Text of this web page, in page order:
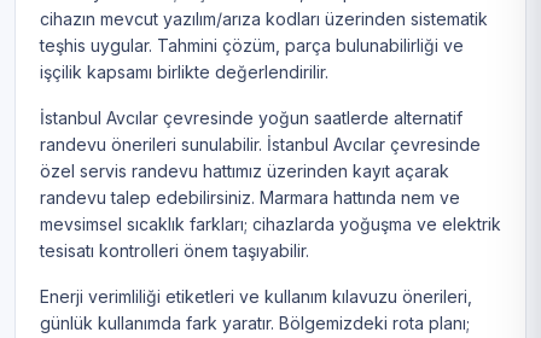
cihazın mevcut yazılım/arıza kodları üzerinden sistematik
teşhis uygular. Tahmini çözüm, parça bulunabilirliği ve
işçilik kapsamı birlikte değerlendirilir.
İstanbul Avcılar çevresinde yoğun saatlerde alternatif
randevu önerileri sunulabilir. İstanbul Avcılar çevresinde
özel servis randevu hattımız üzerinden kayıt açarak
randevu talep edebilirsiniz. Marmara hattında nem ve
mevsimsel sıcaklık farkları; cihazlarda yoğuşma ve elektrik
tesisatı kontrolleri önem taşıyabilir.
Enerji verimliliği etiketleri ve kullanım kılavuzu önerileri,
günlük kullanımda fark yaratır. Bölgemizdeki rota planı;